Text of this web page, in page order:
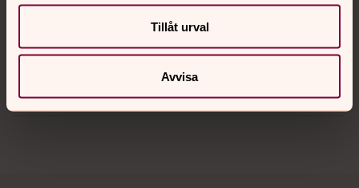
Tillåt urval
Avvisa